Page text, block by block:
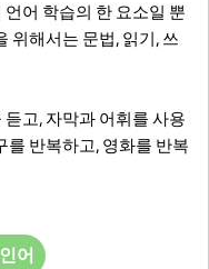
어 학습의 한 요소일 뿐
위해서는 문법, 읽기, 쓰
고, 자막과 어휘를 사용
를 반복하고, 영화를 반복
어